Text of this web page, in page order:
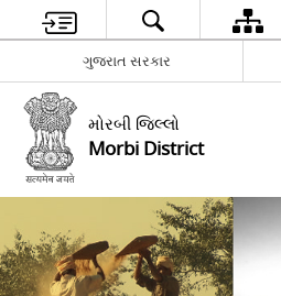
ગુજરાત સરકાર
મોરબી જિલ્લો
Morbi District